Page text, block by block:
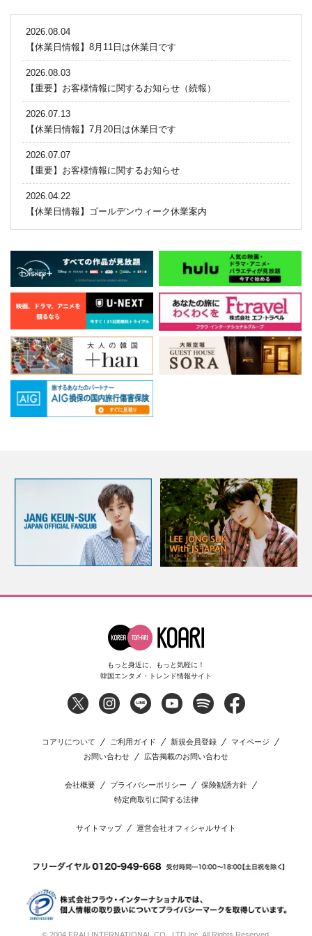
2026.08.04
【休業日情報】8月11日は休業日です
2026.08.03
【重要】お客様情報に関するお知らせ（続報）
2026.07.13
【休業日情報】7月20日は休業日です
2026.07.07
【重要】お客様情報に関するお知らせ
2026.04.22
【休業日情報】ゴールデンウィーク休業案内
もっと身近に、もっと気軽に！
韓国エンタメ・トレンド情報サイト
コアリについて ご利用ガイド 新規会員登録
マイページ
お問い合わせ
広告掲載のお問い合わせ
会社概要 プライバシーポリシー
保険勧誘方針
特定商取引に関する法律
サイトマップ 運営会社オフィシャルサイト
© 2004 FRAU INTERNATIONAL CO., LTD Inc. All Rights Reserved.